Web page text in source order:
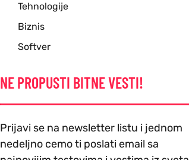
Tehnologije
Biznis
Softver
NE PROPUSTI BITNE VESTI!
Prijavi se na newsletter listu i jednom
nedeljno cemo ti poslati email sa